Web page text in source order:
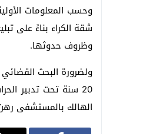
وحسب المعلومات
شقة الكراء بناءً على
وظروف حدوثها.
ولضرورة البحث
20 سنة تحت تدبير
الهالك بالمستشفى رهن